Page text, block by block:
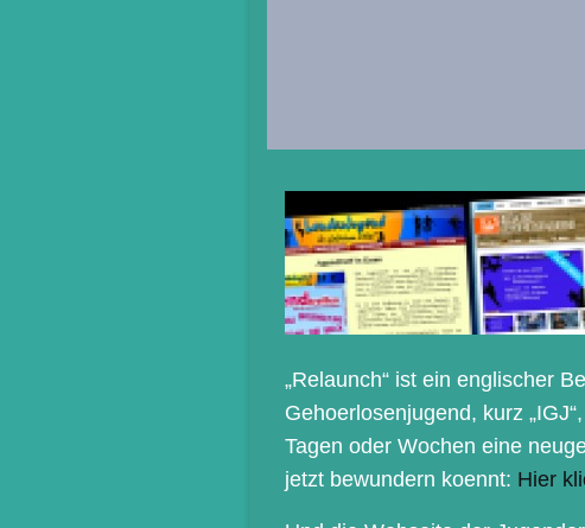
„Relaunch“ ist ein englischer
Gehoerlosenjugend, kurz
Tagen oder Wochen eine
jetzt bewundern koennt: Hier